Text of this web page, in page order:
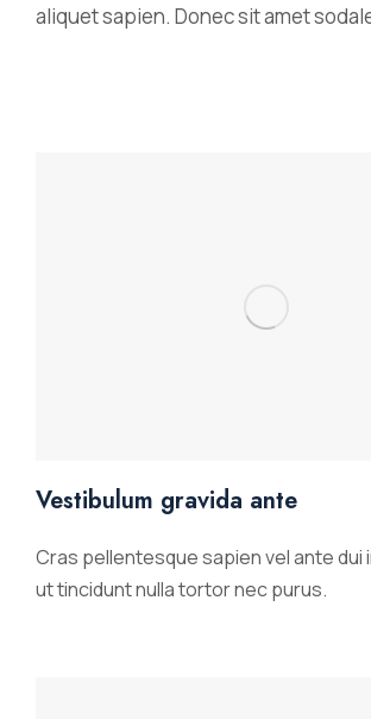
aliquet sapien. Donec sit amet
Vestibulum gravida ante
Cras pellentesque sapien vel ante dui
ut tincidunt nulla tortor nec purus.